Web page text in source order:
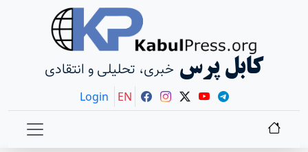
کابل پرس خبری، تحلیلی و انتقادی
Login EN